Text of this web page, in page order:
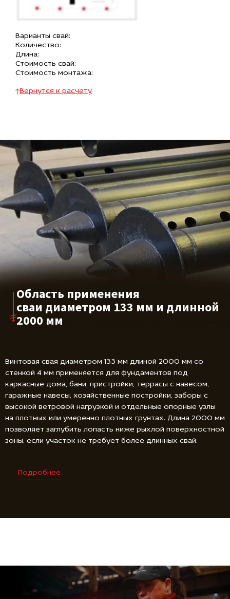
Варианты свай:
Количество:
Длина:
Стоимость свай:
Стоимость монтажа:
Вернутся к расчету
Область применения
сваи диаметром 133 мм и длинной
2000 мм
Винтовая свая диаметром 133 мм длиной 2000 мм со
стенкой 4 мм применяется для фундаментов под
каркасные дома, бани, пристройки, террасы с навесом,
гаражные навесы, хозяйственные постройки, заборы с
высокой ветровой нагрузкой и отдельные опорные узлы
на плотных или умеренно плотных грунтах. Длина 2000 мм
позволяет заглубить лопасть ниже рыхлой поверхностной
зоны, если участок не требует более длинных свай.
Подробнее